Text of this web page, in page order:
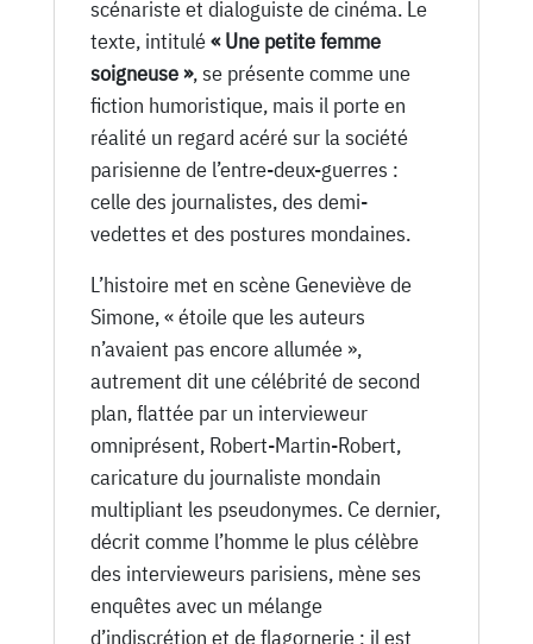
scénariste et dialoguiste de cinéma. Le
texte, intitulé« Une petite femme
soigneuse », se présente comme une
fiction humoristique, mais il porte en
réalité un regard acéré sur la société
parisienne de l’entre-deux-guerres :
celle des journalistes, des demi-
vedettes et des postures mondaines.
L’histoire met en scène Geneviève de
Simone, « étoile que les auteurs
n’avaient pas encore allumée »,
autrement dit une célébrité de second
plan, flattée par un intervieweur
omniprésent, Robert-Martin-Robert,
caricature du journaliste mondain
multipliant les pseudonymes. Ce dernier,
décrit comme l’homme le plus célèbre
des intervieweurs parisiens, mène ses
enquêtes avec un mélange
d’indiscrétion et de flagornerie : il est